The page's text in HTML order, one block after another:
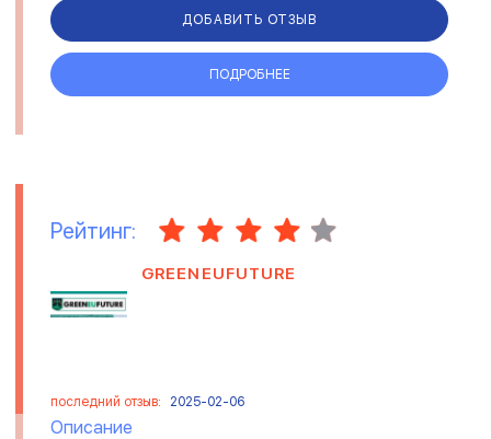
ДОБАВИТЬ ОТЗЫВ
ПОДРОБНЕЕ
Рейтинг:
GREENEUFUTURE
последний отзыв: 2025-02-06
Описание